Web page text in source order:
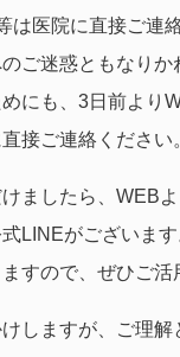
は医院に直接ご連
ご迷惑ともなりか
にも、3日前より
接ご連絡ください
ましたら、WEB
LINEがございます
すので、ぜひご活
しますが、ご理解